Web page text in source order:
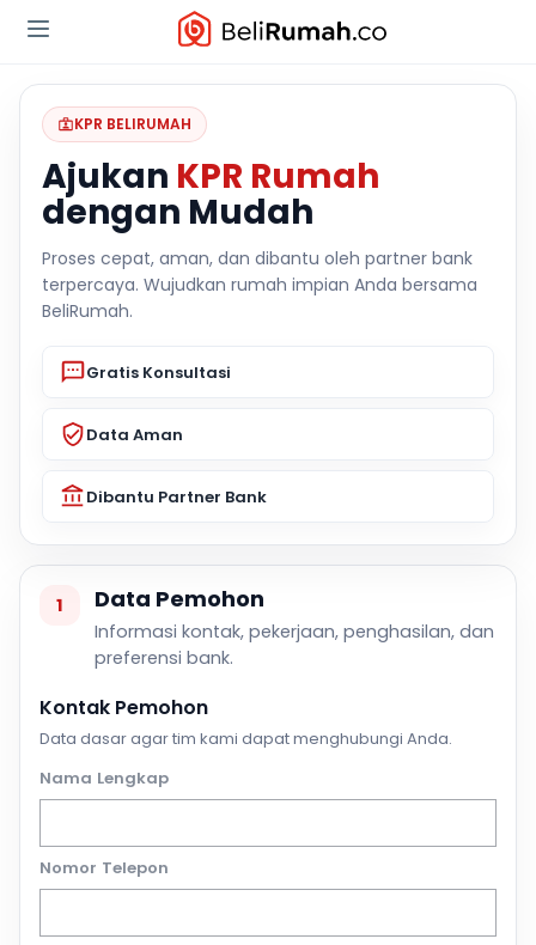
KPR BELIRUMAH
Ajukan KPR Rumah
dengan Mudah
Proses cepat, aman, dan dibantu oleh partner bank
terpercaya. Wujudkan rumah impian Anda bersama
BeliRumah.
Gratis Konsultasi
Data Aman
Dibantu Partner Bank
1 Data Pemohon
Informasi kontak, pekerjaan, penghasilan, dan
preferensi bank.
Kontak Pemohon
Data dasar agar tim kami dapat menghubungi Anda.
Nama Lengkap
Nomor Telepon